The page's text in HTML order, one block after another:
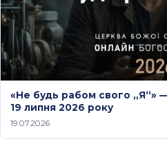
«Не будь рабом свого „Я“»
19 липня 2026 року
19.07.2026